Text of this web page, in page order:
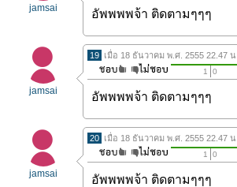
jamsai อัพพพพจ้า ติดตามๆๆๆ
jamsai
19 เมื่อ 18 ธันวาคม พ.ศ. 2555 22.47 น.
1 0
อัพพพพจ้า ติดตามๆๆๆ
jamsai
20 เมื่อ 18 ธันวาคม พ.ศ. 2555 22.47 น.
1 0
อัพพพพจ้า ติดตามๆๆๆ